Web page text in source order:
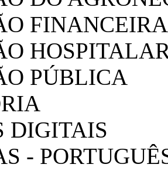
FINANCEIRA
PÚBLICA
DIGITAIS
-